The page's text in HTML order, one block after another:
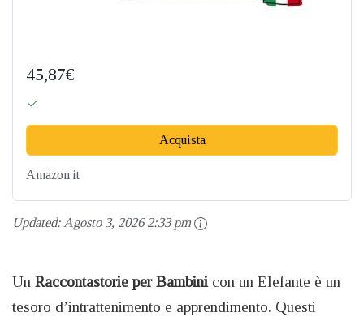
45,87€
Acquista
Amazon.it
Updated: Agosto 3, 2026 2:33 pm
Un Raccontastorie per Bambini con un Elefante è un
tesoro d’intrattenimento e apprendimento. Questi